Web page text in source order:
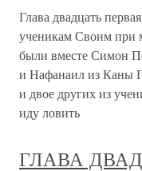
Глава двадцать
ученикам Своим при
были вместе Симон
и Нафанаил из Каны
и двое других из
иду ловить
ГЛАВА